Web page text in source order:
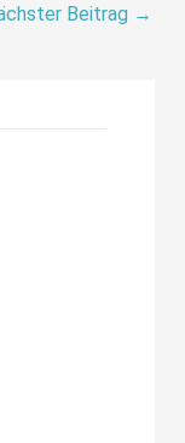
Beitrag →